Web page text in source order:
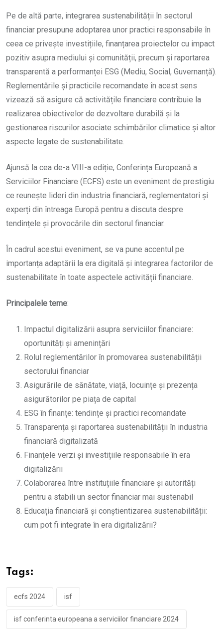
Pe de altă parte, integrarea sustenabilității în sectorul
financiar presupune adoptarea unor practici responsabile în
ceea ce privește investițiile, finanțarea proiectelor cu impact
pozitiv asupra mediului și comunității, precum și raportarea
transparentă a performanței ESG (Mediu, Social, Guvernanță).
Reglementările și practicile recomandate în acest sens
vizează să asigure că activitățile financiare contribuie la
realizarea obiectivelor de dezvoltare durabilă și la
gestionarea riscurilor asociate schimbărilor climatice și altor
aspecte legate de sustenabilitate.
Ajunsă la cea de-a VIII-a ediție, Conferința Europeană a
Serviciilor Financiare (ECFS) este un eveniment de prestigiu
ce reunește lideri din industria financiară, reglementatori și
experți din întreaga Europă pentru a discuta despre
tendințele și provocările din sectorul financiar.
În cadrul acestui eveniment, se va pune accentul pe
importanța adaptării la era digitală și integrarea factorilor de
sustenabilitate în toate aspectele activității financiare.
Principalele teme:
Impactul digitalizării asupra serviciilor financiare:
oportunități și amenințări
Rolul reglementărilor în promovarea sustenabilității
sectorului financiar
Asigurările de sănătate, viață, locuințe și prezența
asigurătorilor pe piața de capital
ESG în finanțe: tendințe și practici recomandate
Transparența și raportarea sustenabilității în industria
financiară digitalizată
Finanțele verzi și investițiile responsabile în era
digitalizării
Colaborarea între instituțiile financiare și autorități
pentru a stabili un sector financiar mai sustenabil
Educația financiară și conștientizarea sustenabilității:
cum pot fi integrate în era digitalizării?
Tags:
ecfs 2024 isf
isf conferinta europeana a serviciilor financiare 2024